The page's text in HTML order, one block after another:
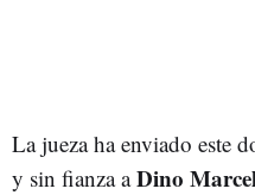
La jueza ha enviado este
y sin fianza aDino